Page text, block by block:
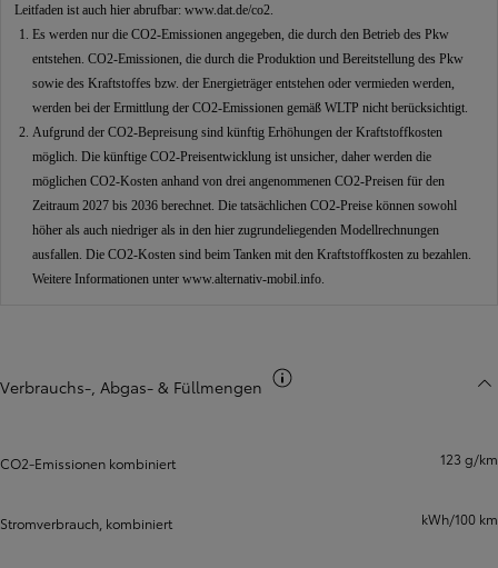
Leitfaden ist auch hier abrufbar: www.dat.de/co2.
Es werden nur die CO2-Emissionen angegeben, die durch den Betrieb des Pkw
entstehen. CO2-Emissionen, die durch die Produktion und Bereitstellung des Pkw
sowie des Kraftstoffes bzw. der Energieträger entstehen oder vermieden werden,
werden bei der Ermittlung der CO2-Emissionen gemäß WLTP nicht berücksichtigt.
Aufgrund der CO2-Bepreisung sind künftig Erhöhungen der Kraftstoffkosten
möglich. Die künftige CO2-Preisentwicklung ist unsicher, daher werden die
möglichen CO2-Kosten anhand von drei angenommenen CO2-Preisen für den
Zeitraum 2027 bis 2036 berechnet. Die tatsächlichen CO2-Preise können sowohl
höher als auch niedriger als in den hier zugrundeliegenden Modellrechnungen
ausfallen. Die CO2-Kosten sind beim Tanken mit den Kraftstoffkosten zu bezahlen.
Weitere Informationen unter www.alternativ-mobil.info.
Verbrauchs-, Abgas- & Füllmengen
CO2-Emissionen kombiniert 123 g/km
Stromverbrauch, kombiniert kWh/100 km